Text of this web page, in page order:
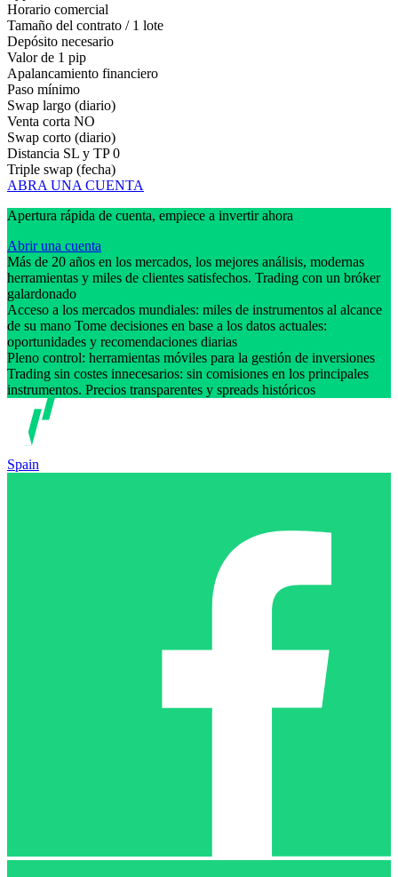
Horario comercial
Tamaño del contrato / 1 lote
Depósito necesario
Valor de 1 pip
Apalancamiento financiero
Paso mínimo
Swap largo (diario)
Venta corta NO
Swap corto (diario)
Distancia SL y TP 0
Triple swap (fecha)
ABRA UNA CUENTA
Apertura rápida de cuenta, empiece a invertir ahora
Abrir una cuenta
Más de 20 años en los mercados, los mejores análisis, modernas
herramientas y miles de clientes satisfechos. Trading con un bróker
galardonado
Acceso a los mercados mundiales: miles de instrumentos al alcance
de su mano Tome decisiones en base a los datos actuales:
oportunidades y recomendaciones diarias
Pleno control: herramientas móviles para la gestión de inversiones
Trading sin costes innecesarios: sin comisiones en los principales
instrumentos. Precios transparentes y spreads históricos
Spain